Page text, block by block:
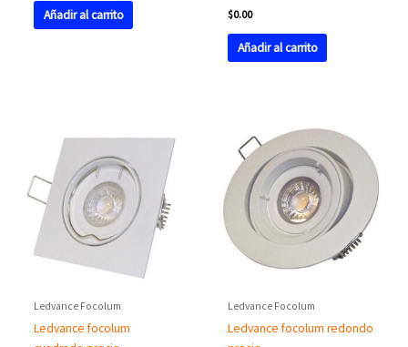
Añadir al carrito $0.00
Añadir al carrito
Ledvance Focolum
Ledvance focolum
Ledvance Focolum
Ledvance focolum redondo